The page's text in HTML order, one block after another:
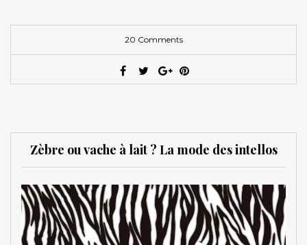
20 Comments
Zèbre ou vache à lait ? La mode des intellos